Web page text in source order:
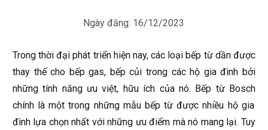
Ngày đăng: 16/12/2023
Trong thời đại phát triển hiện nay, các loại bếp từ dần được
thay thế cho bếp gas, bếp củi trong các hộ gia đình bởi
những tính năng ưu việt, hữu ích của nó. Bếp từ Bosch
chính là một trong những mẫu bếp từ được nhiều hộ gia
đình lựa chọn nhất với những ưu điểm mà nó mang lại. Tuy